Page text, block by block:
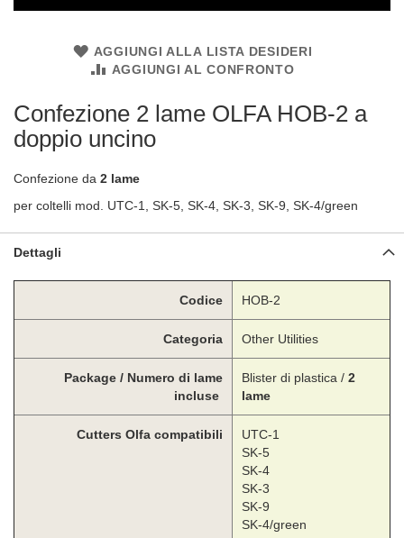
AGGIUNGI ALLA LISTA DESIDERI
AGGIUNGI AL CONFRONTO
Confezione 2 lame OLFA HOB-2 a
doppio uncino
Confezione da 2 lame
per coltelli mod. UTC-1, SK-5, SK-4, SK-3, SK-9, SK-4/green
Dettagli
Codice HOB-2
Categoria Other Utilities
Package / Numero di lame
incluse
Blister di plastica / 2
lame
Cutters Olfa compatibili
UTC-1
SK-5
SK-4
SK-3
SK-9
SK-4/green